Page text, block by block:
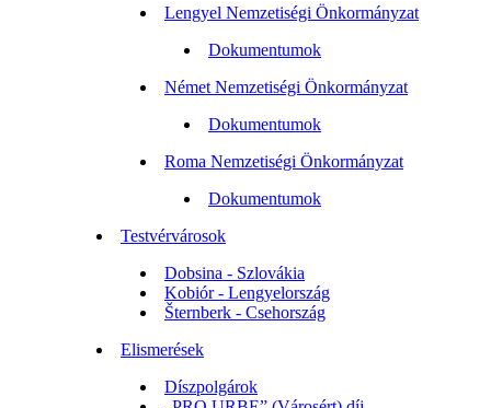
Lengyel Nemzetiségi Önkormányzat
Dokumentumok
Német Nemzetiségi Önkormányzat
Dokumentumok
Roma Nemzetiségi Önkormányzat
Dokumentumok
Testvérvárosok
Dobsina - Szlovákia
Kobiór - Lengyelország
Šternberk - Csehország
Elismerések
Díszpolgárok